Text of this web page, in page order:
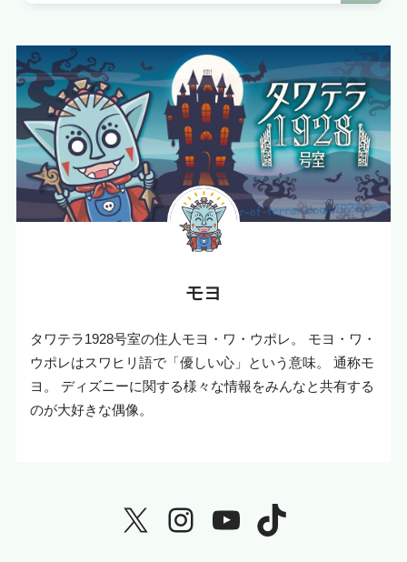
モヨ
タワテラ1928号室の住人モヨ・ワ・ウポレ。 モヨ・ワ・
ウポレはスワヒリ語で「優しい心」という意味。 通称モ
ヨ。 ディズニーに関する様々な情報をみんなと共有する
のが大好きな偶像。